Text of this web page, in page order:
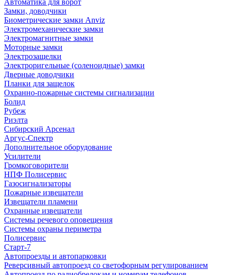
Автоматика для ворот
Замки, доводчики
Биометрические замки Anviz
Электромеханические замки
Электромагнитные замки
Моторные замки
Электрозащелки
Электроригельные (cоленоидные) замки
Дверные доводчики
Планки для защелок
Охранно-пожарные системы сигнализации
Болид
Рубеж
Риэлта
Сибирский Арсенал
Аргус-Спектр
Дополнительное оборудование
Усилители
Громкоговорители
НПФ Полисервис
Газосигнализаторы
Пожарные извещатели
Извещатели пламени
Охранные извещатели
Системы речевого оповещения
Системы охраны периметра
Полисервис
Старт-7
Автопроезды и автопарковки
Реверсивный автопроезд со светофорным регулированием